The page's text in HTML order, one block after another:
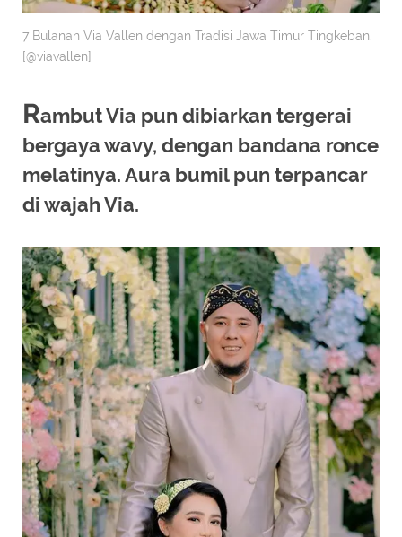
7 Bulanan Via Vallen dengan Tradisi Jawa Timur Tingkeban.
[@viavallen]
Rambut Via pun dibiarkan tergerai
bergaya wavy, dengan bandana ronce
melatinya. Aura bumil pun terpancar
di wajah Via.